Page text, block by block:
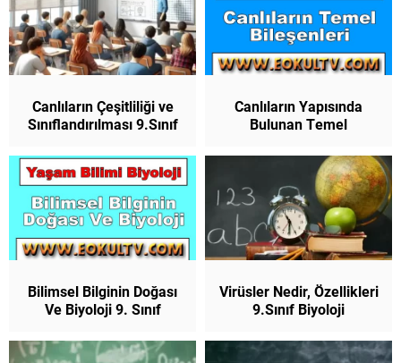
Canlıların Çeşitliliği ve
Sınıflandırılması 9.Sınıf
Canlıların Yapısında
Bulunan Temel
Bilimsel Bilginin Doğası
Ve Biyoloji 9. Sınıf
Virüsler Nedir, Özellikleri
9.Sınıf Biyoloji